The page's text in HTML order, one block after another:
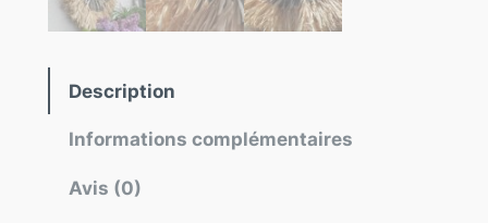
Description
Informations complémentaires
Avis (0)